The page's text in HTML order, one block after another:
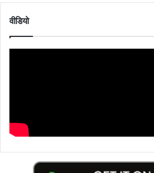
वीडियो